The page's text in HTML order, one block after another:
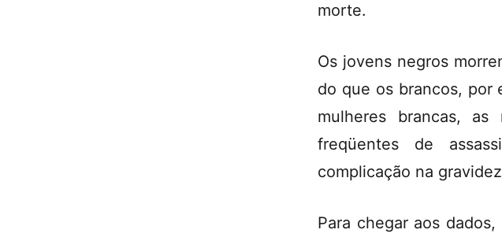
morte.
Os jovens negros
do que os brancos, por
mulheres brancas,
freqüentes de
complicação na
Para chegar aos